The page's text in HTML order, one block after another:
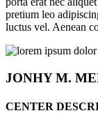
pretium leo
luctus vel. Aenean
JONHYM.
CENTER